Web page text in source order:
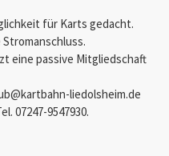
für Karts gedacht.
eine passive Mitgliedschaft
liedolsheim.de
07247-9547930.